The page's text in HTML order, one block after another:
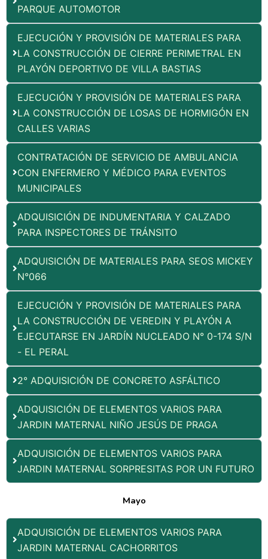
PARQUE AUTOMOTOR
EJECUCIÓN Y PROVISIÓN DE MATERIALES PARA
LA CONSTRUCCIÓN DE CIERRE PERIMETRAL EN
PLAYÓN DEPORTIVO DE VILLA BASTIAS
EJECUCIÓN Y PROVISIÓN DE MATERIALES PARA
LA CONSTRUCCIÓN DE LOSAS DE HORMIGÓN EN
CALLES VARIAS
CONTRATACIÓN DE SERVICIO DE AMBULANCIA
CON ENFERMERO Y MÉDICO PARA EVENTOS
MUNICIPALES
ADQUISICIÓN DE INDUMENTARIA Y CALZADO
PARA INSPECTORES DE TRÁNSITO
ADQUISICIÓN DE MATERIALES PARA SEOS MICKEY
N°066
EJECUCIÓN Y PROVISIÓN DE MATERIALES PARA
LA CONSTRUCCIÓN DE VEREDIN Y PLAYÓN A
EJECUTARSE EN JARDÍN NUCLEADO N° 0-174 S/N
- EL PERAL
2° ADQUISICIÓN DE CONCRETO ASFÁLTICO
ADQUISICIÓN DE ELEMENTOS VARIOS PARA
JARDIN MATERNAL NIÑO JESÚS DE PRAGA
ADQUISICIÓN DE ELEMENTOS VARIOS PARA
JARDIN MATERNAL SORPRESITAS POR UN FUTURO
Mayo
ADQUISICIÓN DE ELEMENTOS VARIOS PARA
JARDIN MATERNAL CACHORRITOS